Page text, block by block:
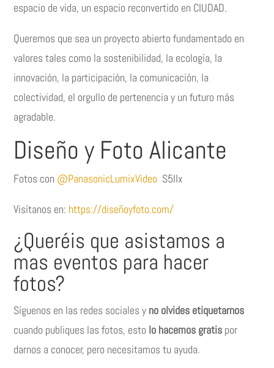
espacio de vida, un espacio reconvertido en CIUDAD.
Queremos que sea un proyecto abierto fundamentado en
valores tales como la sostenibilidad, la ecología, la
innovación, la participación, la comunicación, la
colectividad, el orgullo de pertenencia y un futuro más
agradable.
Diseño y Foto Alicante
Fotos con @PanasonicLumixVideo S5IIx
Visítanos en: https://diseñoyfoto.com/
¿Queréis que asistamos a
mas eventos para hacer
fotos?
Síguenos en las redes sociales y no olvides etiquetarnos
cuando publiques las fotos, esto lo hacemos gratis por
darnos a conocer, pero necesitamos tu ayuda.